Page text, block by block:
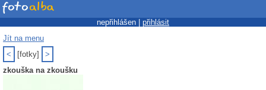
nepřihlášen | přihlásit
Jít na menu
<
[fotky]
>
zkouška na zkoušku